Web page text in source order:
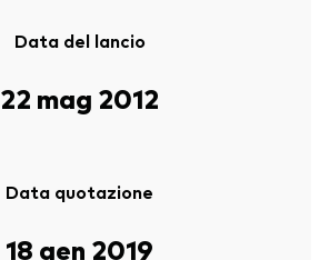
Data del lancio
22 mag 2012
Data quotazione
18 gen 2019